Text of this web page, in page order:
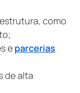
como
e parcerias
de alta